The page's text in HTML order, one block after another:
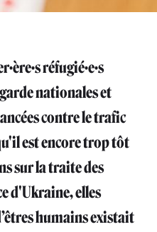
réfugié·e·s
nationales et
contre le trafic
est encore trop tôt
sur la traite des
d'Ukraine, elles
humains existait